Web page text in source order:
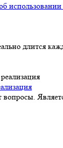
использовании
длится